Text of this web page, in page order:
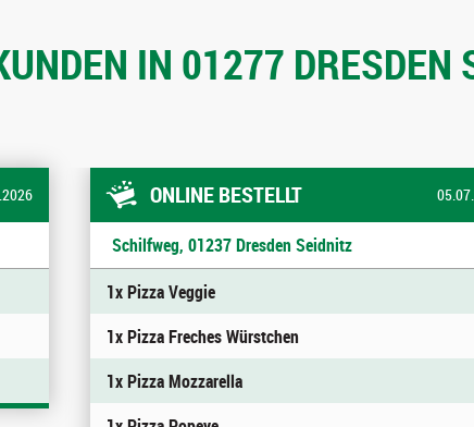
IN 01277 DRESDEN
ONLINE BESTELLT
Schilfweg, 01237 Dresden Seidnitz
1x Pizza Veggie
1x Pizza Freches Würstchen
1x Pizza Mozzarella